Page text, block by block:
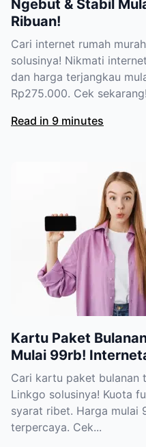
Ngebut & Stabil
Ribuan!
Cari internet rumah
solusinya! Nikmati
dan harga terjangkau
Rp275.000. Cek
Read in 9 minutes
Kartu Paket
Mulai 99rb!
Cari kartu paket bulanan
Linkgo solusinya! Kuota
syarat ribet. Harga mulai
terpercaya. Cek...